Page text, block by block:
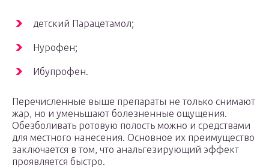
детский Парацетамол;
Нурофен;
Ибупрофен.
Перечисленные выше препараты не только снимают
жар, но и уменьшают болезненные ощущения.
Обезболивать ротовую полость можно и средствами
для местного нанесения. Основное их преимущество
заключается в том, что анальгезирующий эффект
проявляется быстро.